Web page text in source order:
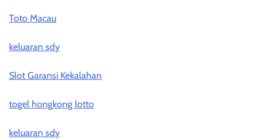
Toto Macau
keluaran sdy
Slot Garansi Kekalahan
togel hongkong lotto
keluaran sdy